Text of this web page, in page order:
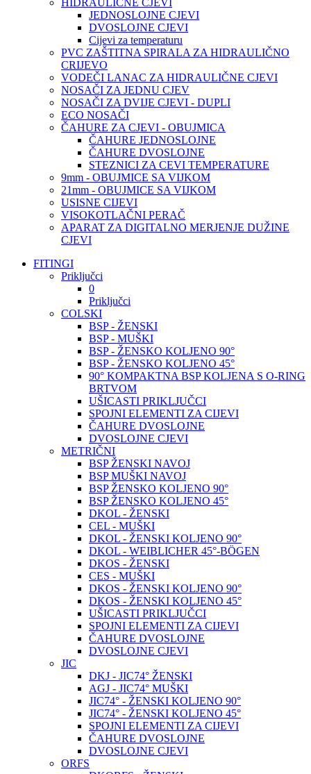
HIDRAULIČNE CJEVI
JEDNOSLOJNE CJEVI
DVOSLOJNE CJEVI
Cijevi za temperaturu
PVC ZAŠTITNA SPIRALA ZA HIDRAULIČNO
CRIJEVO
VODEČI LANAC ZA HIDRAULIČNE CJEVI
NOSAČI ZA JEDNU CJEV
NOSAČI ZA DVIJE CJEVI - DUPLI
ECO NOSAČI
ČAHURE ZA CJEVI - OBUJMICA
ČAHURE JEDNOSLOJNE
ČAHURE DVOSLOJNE
STEZNICI ZA CEVI TEMPERATURE
9mm - OBUJMICE SA VIJKOM
21mm - OBUJMICE SA VIJKOM
USISNE CIJEVI
VISOKOTLAČNI PERAČ
APARAT ZA DIGITALNO MERJENJE DUŽINE
CJEVI
FITINGI
Priključci
0
Priključci
COLSKI
BSP - ŽENSKI
BSP - MUŠKI
BSP - ŽENSKO KOLJENO 90°
BSP - ŽENSKO KOLJENO 45°
90° KOMPAKTNA BSP KOLJENA S O-RING
BRTVOM
UŠICASTI PRIKLJUČCI
SPOJNI ELEMENTI ZA CIJEVI
ČAHURE DVOSLOJNE
DVOSLOJNE CJEVI
METRIČNI
BSP ŽENSKI NAVOJ
BSP MUŠKI NAVOJ
BSP ŽENSKO KOLJENO 90°
BSP ŽENSKO KOLJENO 45°
DKOL - ŽENSKI
CEL - MUŠKI
DKOL - ŽENSKI KOLJENO 90°
DKOL - WEIBLICHER 45°-BÖGEN
DKOS - ŽENSKI
CES - MUŠKI
DKOS - ŽENSKI KOLJENO 90°
DKOS - ŽENSKI KOLJENO 45°
UŠICASTI PRIKLJUČCI
SPOJNI ELEMENTI ZA CIJEVI
ČAHURE DVOSLOJNE
DVOSLOJNE CJEVI
JIC
DKJ - JIC74° ŽENSKI
AGJ - JIC74° MUŠKI
JIC74° - ŽENSKI KOLJENO 90°
JIC74° - ŽENSKI KOLJENO 45°
SPOJNI ELEMENTI ZA CIJEVI
ČAHURE DVOSLOJNE
DVOSLOJNE CJEVI
ORFS